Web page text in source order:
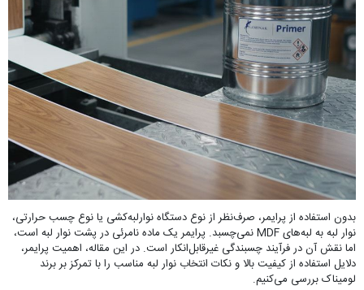
بدون استفاده از پرایمر، صرف‌نظر از نوع دستگاه نوارلبه‌کشی یا نوع چسب حرارتی،
نوار لبه به لبه‌های MDF نمی‌چسبد. پرایمر یک ماده نامرئی در پشت نوار لبه است،
اما نقش آن در فرآیند چسبندگی غیرقابل‌انکار است. در این مقاله، اهمیت پرایمر،
دلایل استفاده از کیفیت بالا و نکات انتخاب نوار لبه مناسب را با تمرکز بر برند
لومیناک بررسی می‌کنیم.